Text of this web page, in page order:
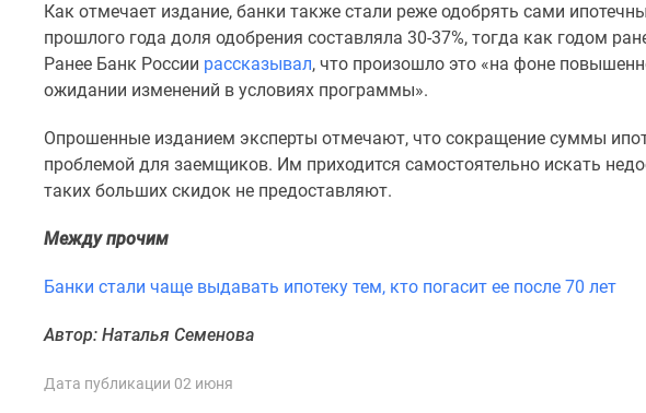
Готовые
комнатные
Новостройки
Петербурга
новостроек
ипотека
Как отмечает издание, банки также стали реже одобрять сами
прошлого года доля одобрения составляла 30-37%, тогда как годом
Ранее Банк России рассказывал, что произошло это «на фоне
ожидании изменений в условиях программы».
Опрошенные изданием эксперты отмечают, что сокращение суммы
проблемой для заемщиков. Им приходится самостоятельно искать
таких больших скидок не предоставляют.
Между прочим
Банки стали чаще выдавать ипотеку тем, кто погасит ее после 70 лет
Автор: Наталья Семенова
Дата публикации 02 июня